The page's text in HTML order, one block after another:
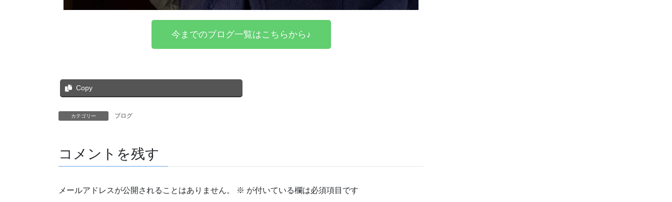
今までのブログ一覧はこちらから♪
Copy
カテゴリー ブログ
コメントを残す
メールアドレスが公開されることはありません。 ※ が付いている欄は必須項目です